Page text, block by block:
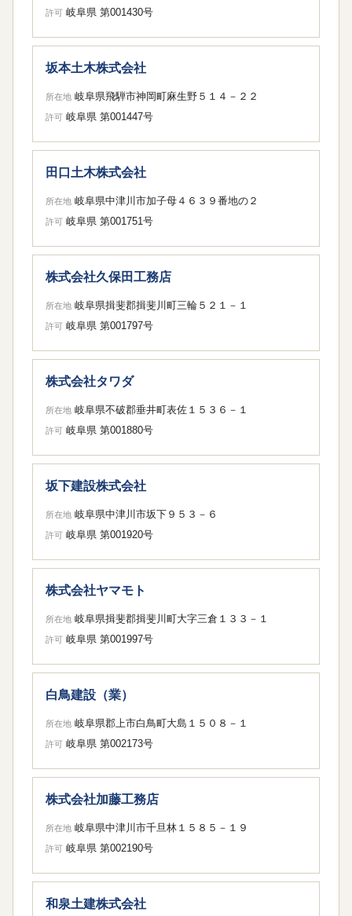
許可 岐阜県 第001430号
坂本土木株式会社
所在地 岐阜県飛騨市神岡町麻生野５１４－２２
許可 岐阜県 第001447号
田口土木株式会社
所在地 岐阜県中津川市加子母４６３９番地の２
許可 岐阜県 第001751号
株式会社久保田工務店
所在地 岐阜県揖斐郡揖斐川町三輪５２１－１
許可 岐阜県 第001797号
株式会社タワダ
所在地 岐阜県不破郡垂井町表佐１５３６－１
許可 岐阜県 第001880号
坂下建設株式会社
所在地 岐阜県中津川市坂下９５３－６
許可 岐阜県 第001920号
株式会社ヤマモト
所在地 岐阜県揖斐郡揖斐川町大字三倉１３３－１
許可 岐阜県 第001997号
白鳥建設（業）
所在地 岐阜県郡上市白鳥町大島１５０８－１
許可 岐阜県 第002173号
株式会社加藤工務店
所在地 岐阜県中津川市千旦林１５８５－１９
許可 岐阜県 第002190号
和泉土建株式会社